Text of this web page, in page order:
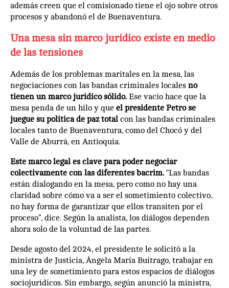
además creen que el comisionado tiene el ojo sobre otros
procesos y abandonó el de Buenaventura.
Una mesa sin marco jurídico existe en medio
de las tensiones
Además de los problemas maritales en la mesa, las
negociaciones con las bandas criminales locales no
tienen un marco jurídico sólido. Ese vacío hace que la
mesa penda de un hilo y que el presidente Petro se
juegue su política de paz total con las bandas criminales
locales tanto de Buenaventura, como del Chocó y del
Valle de Aburrá, en Antioquia.
Este marco legal es clave para poder negociar
colectivamente con las diferentes bacrim. “Las bandas
están dialogando en la mesa, pero como no hay una
claridad sobre cómo va a ser el sometimiento colectivo,
no hay forma de garantizar que ellos transiten por el
proceso”, dice. Según la analista, los diálogos dependen
ahora solo de la voluntad de las partes.
Desde agosto del 2024, el presidente le solicitó a la
ministra de Justicia, Ángela María Buitrago, trabajar en
una ley de sometimiento para estos espacios de diálogos
sociojurídicos. Sin embargo, según anunció la ministra,